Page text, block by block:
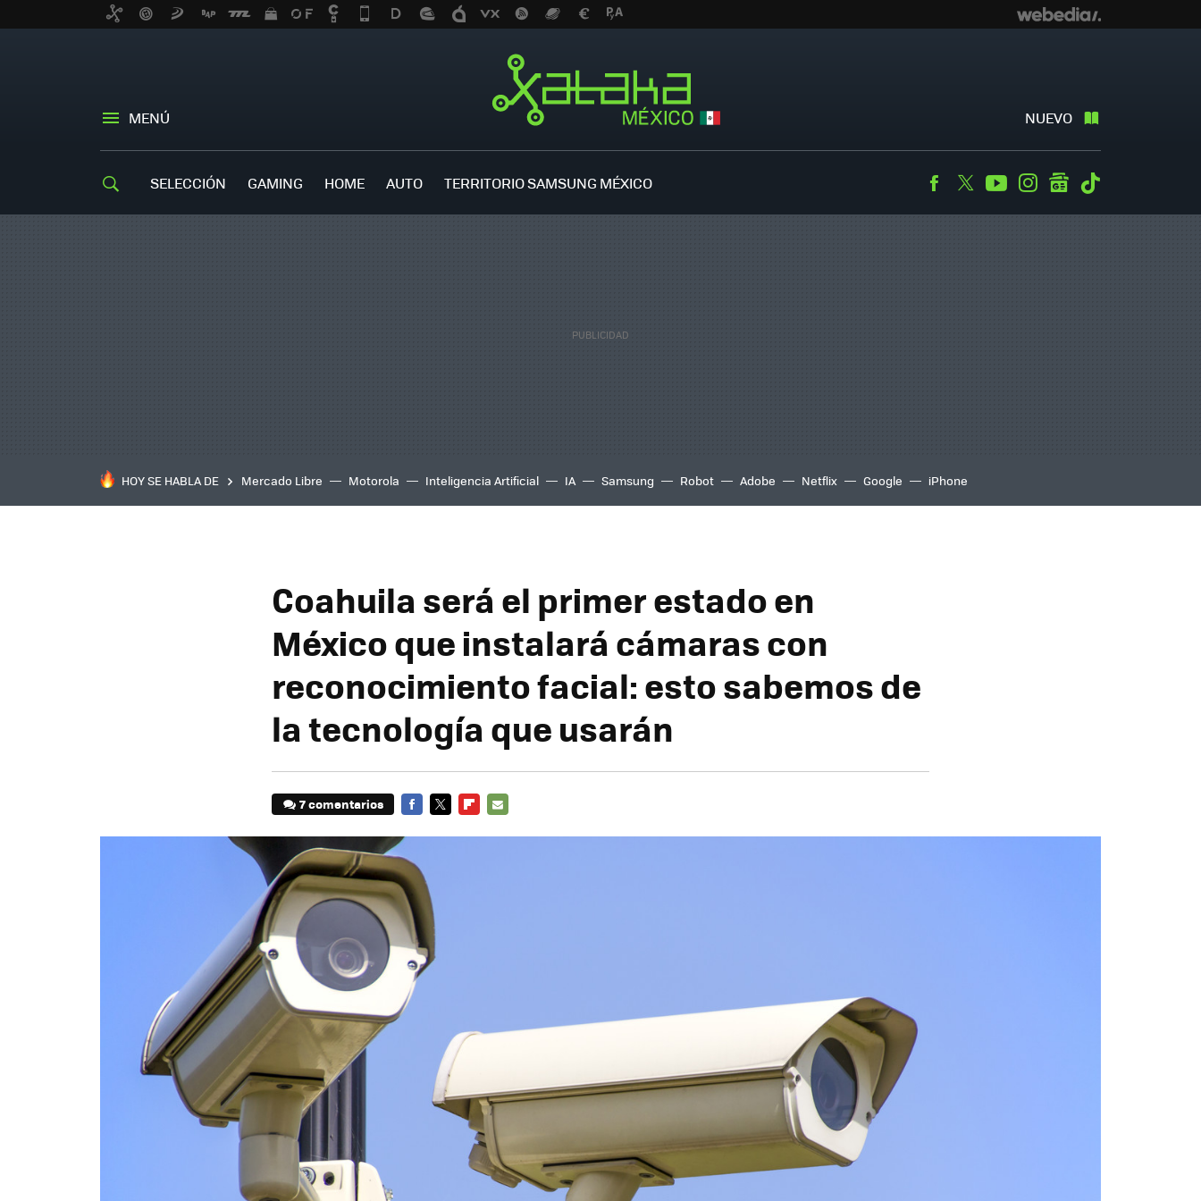
MENÚ NUEVO
SELECCIÓN GAMING HOME AUTO TERRITORIO SAMSUNG MÉXICO Facebook
TwitterYoutubeInstagramgooglenews
HOY SE HABLA DE Mercado Libre Motorola Inteligencia Artificial IA Samsung Robot Adobe Netflix Google iPhone
Coahuila será el primer estado en
México que instalará cámaras con
reconocimiento facial: esto sabemos de
la tecnología que usarán
7 comentarios